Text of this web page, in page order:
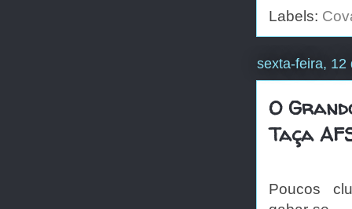
Labels:
sexta-feira, 12
O
Taça
Poucos